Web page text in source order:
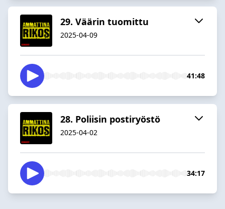
29. Väärin tuomittu
2025-04-09
41:48
28. Poliisin postiryöstö
2025-04-02
34:17